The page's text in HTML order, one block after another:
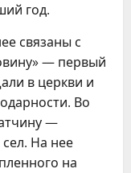
год.
связаны с
— первый
в церкви и
Во
—
На нее
на